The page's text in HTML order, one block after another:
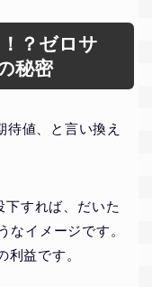
？ゼロサ
秘密
値、と言い換え
下すれば、だいた
なイメージです。
益です。